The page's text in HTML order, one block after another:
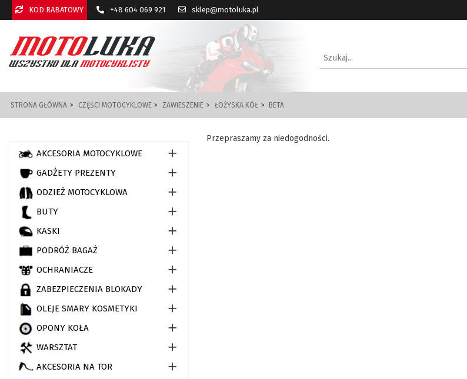
KOD RABATOWY +48 604 069 921 sklep@motoluka.pl
STRONA GŁÓWNA CZĘŚCI MOTOCYKLOWE ZAWIESZENIE ŁOŻYSKA KÓŁ BETA
AKCESORIA MOTOCYKLOWE 
GADŻETY PREZENTY 
ODZIEŻ MOTOCYKLOWA 
BUTY 
KASKI 
PODRÓŻ BAGAŻ 
OCHRANIACZE 
ZABEZPIECZENIA BLOKADY 
OLEJE SMARY KOSMETYKI 
OPONY KOŁA 
WARSZTAT 
AKCESORIA NA TOR 
Przepraszamy za niedogodności.